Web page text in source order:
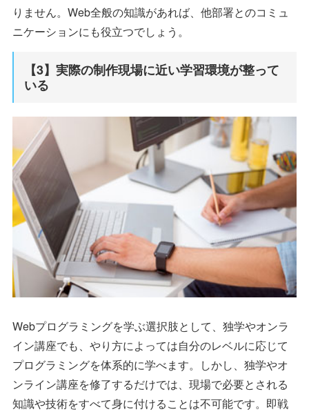
りません。Web全般の知識があれば、他部署とのコミュ
ニケーションにも役立つでしょう。
【3】実際の制作現場に近い学習環境が整って
いる
Webプログラミングを学ぶ選択肢として、独学やオンラ
イン講座でも、やり方によっては自分のレベルに応じて
プログラミングを体系的に学べます。しかし、独学やオ
ンライン講座を修了するだけでは、現場で必要とされる
知識や技術をすべて身に付けることは不可能です。即戦